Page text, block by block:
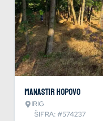
Manastir Hopovo
IRIG
ŠIFRA: #574237